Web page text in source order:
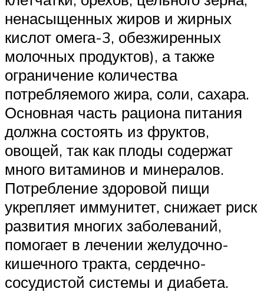
ненасыщенных жиров и жирных
кислот омега-3, обезжиренных
молочных продуктов), а также
ограничение количества
потребляемого жира, соли, сахара.
Основная часть рациона питания
должна состоять из фруктов,
овощей, так как плоды содержат
много витаминов и минералов.
Потребление здоровой пищи
укрепляет иммунитет, снижает риск
развития многих заболеваний,
помогает в лечении желудочно-
кишечного тракта, сердечно-
сосудистой системы и диабета.